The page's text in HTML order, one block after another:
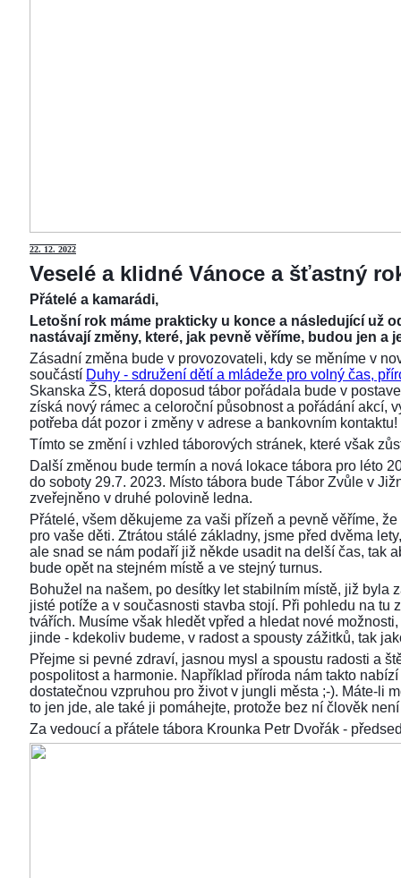
22. 12. 2022
Veselé a klidné Vánoce a šťastný
Přátelé a kamarádi,
Letošní rok máme prakticky u konce a následující už
nastávají změny, které, jak pevně věříme, budou jen a
Zásadní změna bude v provozovateli, kdy se měníme v
součástí Duhy - sdružení dětí a mládeže pro volný čas,
Skanska ŽS, která doposud tábor pořádala bude v
získá nový rámec a celoroční působnost a pořádání akcí,
potřeba dát pozor i změny v adrese a bankovním kontaktu!
Tímto se změní i vzhled táborových stránek, které však
Další změnou bude termín a nová lokace tábora pro léto
do soboty 29.7. 2023. Místo tábora bude Tábor Zvůle v
zveřejněno v druhé polovině ledna.
Přátelé, všem děkujeme za vaši přízeň a pevně věříme,
pro vaše děti. Ztrátou stálé základny, jsme před dvěma
ale snad se nám podaří již někde usadit na delší čas, tak
bude opět na stejném místě a ve stejný turnus.
Bohužel na našem, po desítky let stabilním místě, již byla
jisté potíže a v současnosti stavba stojí. Při pohledu na tu
tvářích. Musíme však hledět vpřed a hledat nové
jinde - kdekoliv budeme, v radost a spousty zážitků, tak
Přejme si pevné zdraví, jasnou mysl a spoustu radosti a
pospolitost a harmonie. Například příroda nám takto
dostatečnou vzpruhou pro život v jungli města ;-). Máte-li
to jen jde, ale také ji pomáhejte, protože bez ní člověk
Za vedoucí a přátele tábora Krounka Petr Dvořák -